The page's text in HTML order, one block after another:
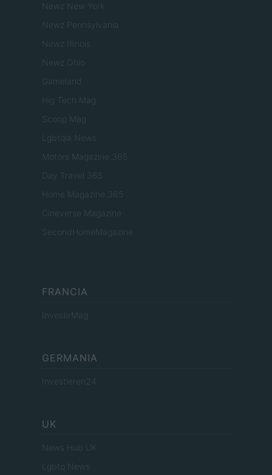
Newz New York
Newz Pennsylvania
Newz Illinois
Newz Ohio
Gameland
Hig Tech Mag
Scoop Mag
Lgbtqia News
Motors Magazine 365
Day Travel 365
Home Magazine 365
Cineverse Magazine
SecondHomeMagazine
FRANCIA
InvestirMag
GERMANIA
Investieren24
UK
News Hub UK
Lgbtq News